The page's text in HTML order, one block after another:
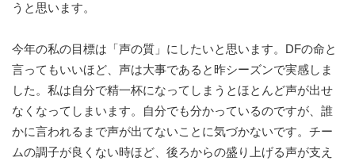
うと思います。
今年の私の目標は「声の質」にしたいと思います。DFの命と
言ってもいいほど、声は大事であると昨シーズンで実感しま
した。私は自分で精一杯になってしまうとほとんど声が出せ
なくなってしまいます。自分でも分かっているのですが、誰
かに言われるまで声が出てないことに気づかないです。チー
ムの調子が良くない時ほど、後ろからの盛り上げる声が支え